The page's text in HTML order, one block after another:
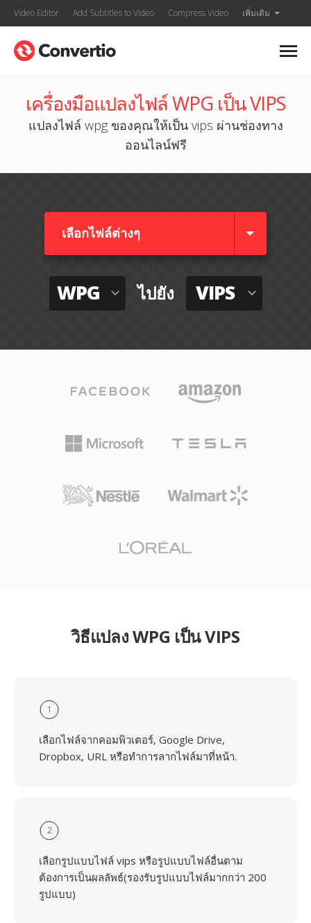
Video Editor Add Subtitles to Video Compress Video เพิ่มเติม
เครื่องมือแปลงไฟล์ WPG เป็น VIPS
แปลงไฟล์ wpg ของคุณให้เป็น vips ผ่านช่องทาง
ออนไลน์ฟรี
เลือกไฟล์ต่างๆ​
WPG ไปยัง VIPS
วิธีแปลง WPG เป็น VIPS
1
เลือกไฟล์จากคอมพิวเตอร์, Google Drive,
Dropbox, URL หรือทำการลากไฟล์มาที่หน้า.
2
เลือกรูปแบบไฟล์ vips หรือรูปแบบไฟล์อื่นตาม
ต้องการเป็นผลลัพธ์(รองรับรูปแบบไฟล์มากกว่า 200
รูปแบบ)